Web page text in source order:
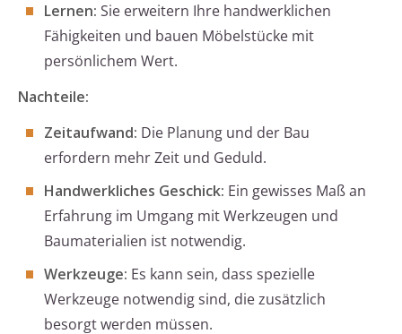
Lernen: Sie erweitern Ihre handwerklichen
Fähigkeiten und bauen Möbelstücke mit
persönlichem Wert.
Nachteile:
Zeitaufwand: Die Planung und der Bau
erfordern mehr Zeit und Geduld.
Handwerkliches Geschick: Ein gewisses Maß an
Erfahrung im Umgang mit Werkzeugen und
Baumaterialien ist notwendig.
Werkzeuge: Es kann sein, dass spezielle
Werkzeuge notwendig sind, die zusätzlich
besorgt werden müssen.